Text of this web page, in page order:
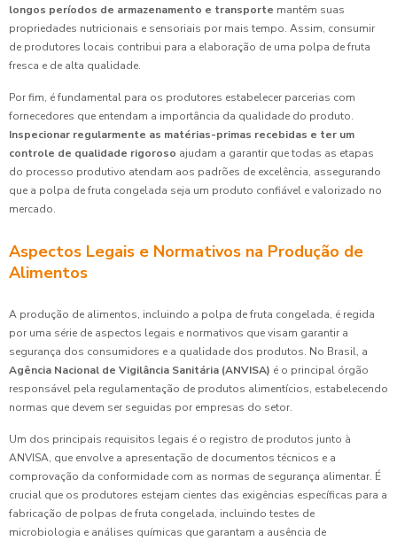
longos períodos de armazenamento e transporte mantêm suas
propriedades nutricionais e sensoriais por mais tempo. Assim, consumir
de produtores locais contribui para a elaboração de uma polpa de fruta
fresca e de alta qualidade.
Por fim, é fundamental para os produtores estabelecer parcerias com
fornecedores que entendam a importância da qualidade do produto.
Inspecionar regularmente as matérias-primas recebidas e ter um
controle de qualidade rigoroso ajudam a garantir que todas as etapas
do processo produtivo atendam aos padrões de excelência, assegurando
que a polpa de fruta congelada seja um produto confiável e valorizado no
mercado.
Aspectos Legais e Normativos na Produção de
Alimentos
A produção de alimentos, incluindo a polpa de fruta congelada, é regida
por uma série de aspectos legais e normativos que visam garantir a
segurança dos consumidores e a qualidade dos produtos. No Brasil, a
Agência Nacional de Vigilância Sanitária (ANVISA) é o principal órgão
responsável pela regulamentação de produtos alimentícios, estabelecendo
normas que devem ser seguidas por empresas do setor.
Um dos principais requisitos legais é o registro de produtos junto à
ANVISA, que envolve a apresentação de documentos técnicos e a
comprovação da conformidade com as normas de segurança alimentar. É
crucial que os produtores estejam cientes das exigências específicas para a
fabricação de polpas de fruta congelada, incluindo testes de
microbiologia e análises químicas que garantam a ausência de